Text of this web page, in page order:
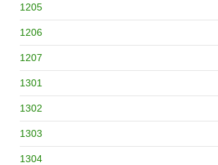
1205
1206
1207
1301
1302
1303
1304